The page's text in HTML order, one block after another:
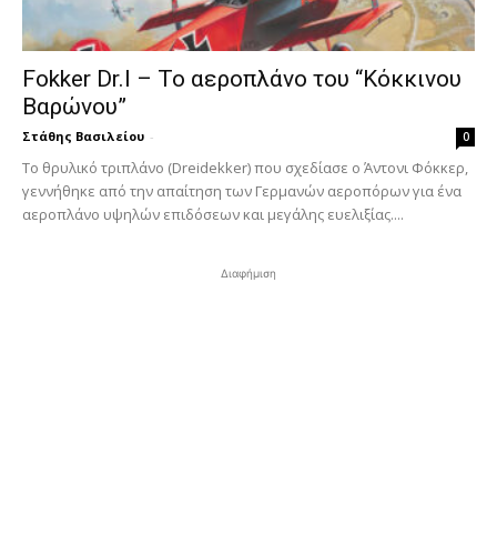
Fokker Dr.I – To αεροπλάνο του “Κόκκινου
Βαρώνου”
Στάθης Βασιλείου - 0
Tο θρυλικό τριπλάνο (Dreidekker) που σχεδίασε ο Άντονι Φόκκερ,
γεννήθηκε από την απαίτηση των Γερμανών αεροπόρων για ένα
αεροπλάνο υψηλών επιδόσεων και μεγάλης ευελιξίας....
Διαφήμιση